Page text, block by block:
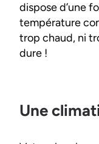
dispose d’une
température
trop chaud, ni
dure !
Une